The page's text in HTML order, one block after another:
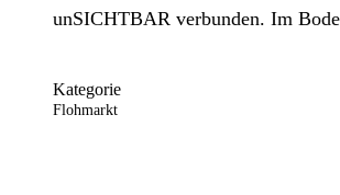
unSICHTBAR verbunden. Im
Kategorie
Flohmarkt